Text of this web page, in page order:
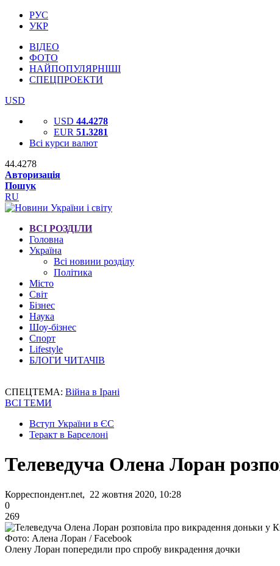
РУС
УКР
ВІДЕО
ФОТО
НАЙПОПУЛЯРНІШІ
СПЕЦПРОЕКТИ
USD
USD 44.4278
EUR 51.3281
Всі курси валют
44.4278
Авторизація
Пошук
RU
ВСІ РОЗДІЛИ
Головна
Україна
Всі новини розділу
Політика
Місто
Світ
Бізнес
Наука
Шоу-бізнес
Спорт
Lifestyle
БЛОГИ ЧИТАЧІВ
СПЕЦТЕМА: Війна в Ірані
ВСІ ТЕМИ
Вступ України в ЄС
Теракт в Барселоні
Телеведуча Олена Лоран
Корреспондент.net, 22 жовтня 2020, 10:28
0
269
Фото: Алена Лоран / Facebook
Олену Лоран попередили про спробу викрадення дочки